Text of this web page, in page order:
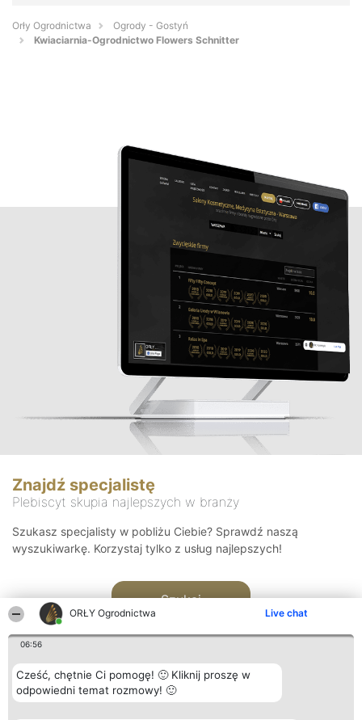
ORŁY Ogrodnictwa Live chat
06:56
Cześć, chętnie Ci pomogę! 🙂 Kliknij proszę w
odpowiedni temat rozmowy! 🙂
Orły Ogrodnictwa
Ogrody - Gostyń
Kwiaciarnia-Ogrodnictwo Flowers Schnitter
Znajdź specjalistę
Plebiscyt skupia najlepszych w branży
Szukasz specjalisty w pobliżu Ciebie? Sprawdź naszą
wyszukiwarkę. Korzystaj tylko z usług najlepszych!
Szukaj